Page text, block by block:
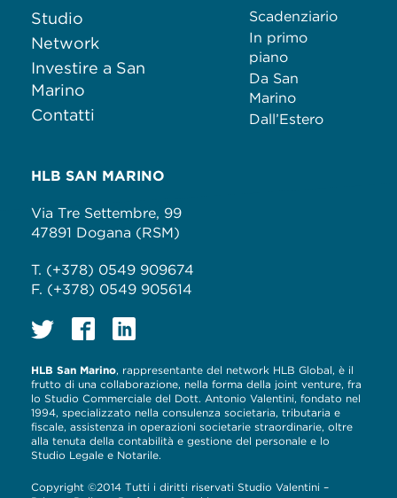
Studio
Network
Investire a San
Marino
Contatti
Scadenziario
In primo
piano
Da San
Marino
Dall’Estero
HLB SAN MARINO
Via Tre Settembre, 99
47891 Dogana (RSM)
T. (+378) 0549 909674
F. (+378) 0549 905614
HLB San Marino, rappresentante del network HLB Global, è il
frutto di una collaborazione, nella forma della joint venture, fra
lo Studio Commerciale del Dott. Antonio Valentini, fondato nel
1994, specializzato nella consulenza societaria, tributaria e
fiscale, assistenza in operazioni societarie straordinarie, oltre
alla tenuta della contabilità e gestione del personale e lo
Studio Legale e Notarile.
Copyright ©2014 Tutti i diritti riservati Studio Valentini –